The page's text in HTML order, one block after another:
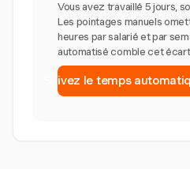
Vous avez travaillé 5 jours,
Les pointages manuels
heures par salarié et par
automatisé comble cet
Suivez le temps